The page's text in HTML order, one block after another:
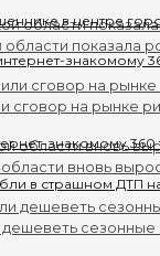
показала
сговор на рынке
вновь
дешеветь
в центре
знакомому 360